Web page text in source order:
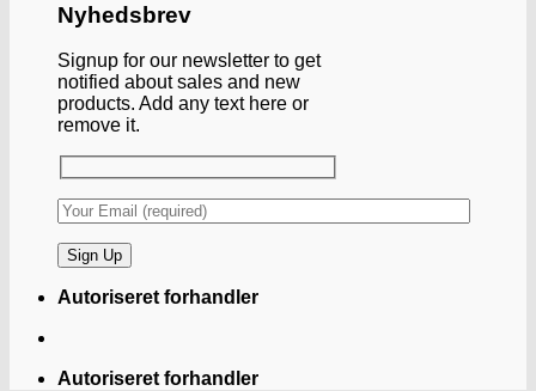
Nyhedsbrev
Signup for our newsletter to get
notified about sales and new
products. Add any text here or
remove it.
Autoriseret forhandler
Autoriseret forhandler